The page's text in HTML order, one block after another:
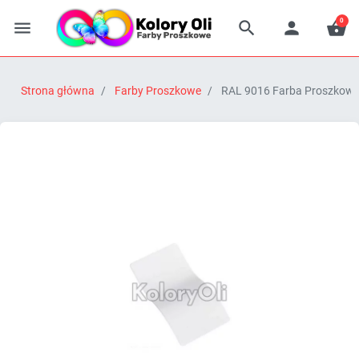
   
0
Strona główna Farby Proszkowe RAL 9016 Farba